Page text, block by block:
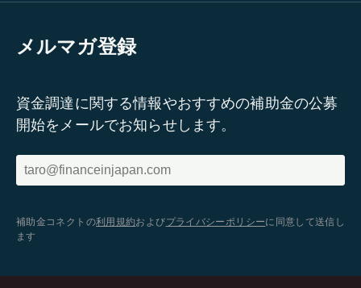
メルマガ登録
資金調達に関する情報やおすすめの補助金の公募
開始をメールでお知らせします。
補助金コネクトの利用規約およびプライバシーポリシーに同意して送信し
ます